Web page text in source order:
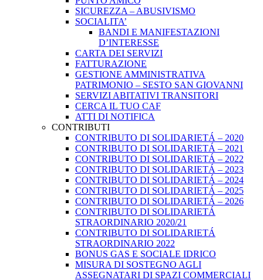
SICUREZZA – ABUSIVISMO
SOCIALITA’
BANDI E MANIFESTAZIONI
D’INTERESSE
CARTA DEI SERVIZI
FATTURAZIONE
GESTIONE AMMINISTRATIVA
PATRIMONIO – SESTO SAN GIOVANNI
SERVIZI ABITATIVI TRANSITORI
CERCA IL TUO CAF
ATTI DI NOTIFICA
CONTRIBUTI
CONTRIBUTO DI SOLIDARIETÁ – 2020
CONTRIBUTO DI SOLIDARIETÁ – 2021
CONTRIBUTO DI SOLIDARIETÁ – 2022
CONTRIBUTO DI SOLIDARIETÁ – 2023
CONTRIBUTO DI SOLIDARIETÁ – 2024
CONTRIBUTO DI SOLIDARIETÁ – 2025
CONTRIBUTO DI SOLIDARIETÁ – 2026
CONTRIBUTO DI SOLIDARIETÁ
STRAORDINARIO 2020/21
CONTRIBUTO DI SOLIDARIETÁ
STRAORDINARIO 2022
BONUS GAS E SOCIALE IDRICO
MISURA DI SOSTEGNO AGLI
ASSEGNATARI DI SPAZI COMMERCIALI